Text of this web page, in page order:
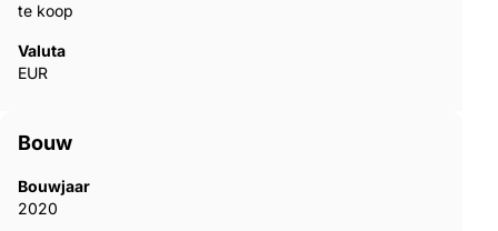
te koop
Valuta
EUR
Bouw
Bouwjaar
2020